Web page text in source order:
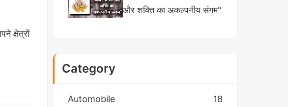
क्षेत्रों
और शक्ति का अकल्पनीय संगम"
Category
Automobile
18